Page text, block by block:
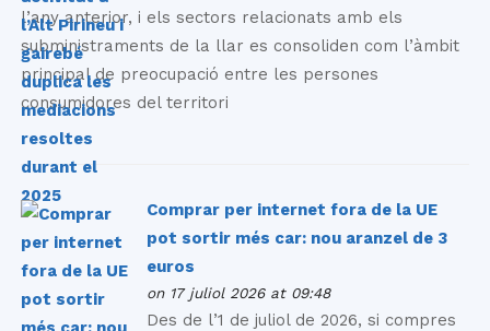
l’any anterior, i els sectors relacionats amb els
subministraments de la llar es consoliden com l’àmbit
principal de preocupació entre les persones
consumidores del territori
Comprar per internet fora de la UE
pot sortir més car: nou aranzel de 3
euros
on 17 juliol 2026 at 09:48
Des de l’1 de juliol de 2026, si compres